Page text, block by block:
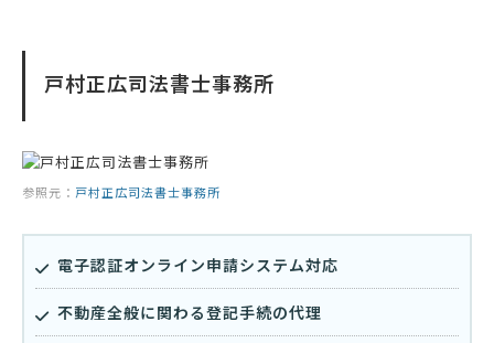
戸村正広司法書士事務所
参照元： 戸村正広司法書士事務所
電子認証オンライン申請システム対応
不動産全般に関わる登記手続の代理